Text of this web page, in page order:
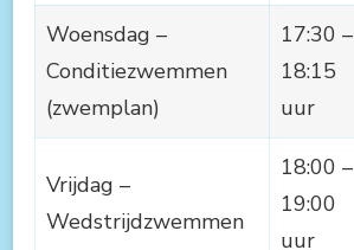
Woensdag –
Conditiezwemmen
(zwemplan)
17:30 –
18:15
uur
Vrijdag –
Wedstrijdzwemmen
18:00 –
19:00
uur